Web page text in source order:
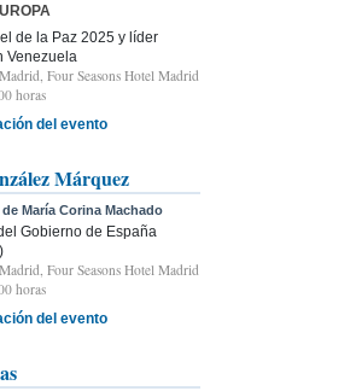
de la Paz 2025 y líder
Venezuela
Four Seasons Hotel Madrid
horas
del evento
Márquez
María Corina Machado
Gobierno de España
Four Seasons Hotel Madrid
horas
del evento